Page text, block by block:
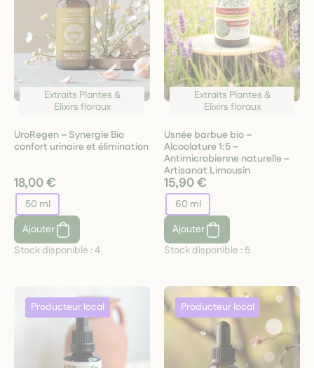
Extraits Plantes &
Elixirs floraux
UroRegen – Synergie Bio
confort urinaire et élimination
18,00 €
50 ml
Ajouter
Stock disponible :4
Extraits Plantes &
Elixirs floraux
Usnée barbue bio –
Alcoolature 1:5 –
Antimicrobienne naturelle –
Artisanat Limousin
15,90 €
60 ml
Ajouter
Stock disponible : 5